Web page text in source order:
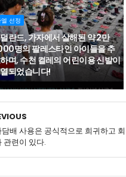
엘 선정
란드, 가자에서 살해된 약 2만
명의 팔레스타인 아이들을 추
며, 수천 켤레의 어린이용 신발이
되었습니다!
담배 사용은 공식적으로 희귀하고
관련이 있다.